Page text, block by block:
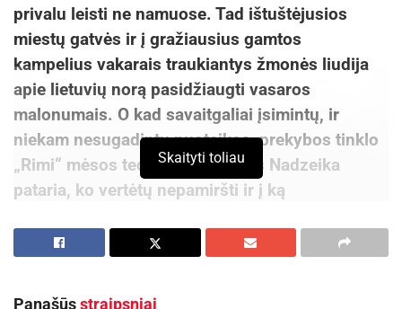
privalu leisti ne namuose. Tad ištuštėjusios
miestų gatvės ir į gražiausius gamtos
kampelius vakarais traukiantys žmonės liudija
apie lietuvių norą pasidžiaugti vasaros
malonumais. O kad savaitgaliai įsimintų, ir
niekam nesugadintų nuotaikos, prekybos tinklo
„Rimi“ mėsos technologas Vidas Nadzeika
pataria, ko vertėtų nepamiršti ir į ką
Svarbu saugiai transportuoti ir laikyti maistą
Kartais, maistą gabenant ne itin sandariuose
Skaityti toliau
Panašūsstraipsniai